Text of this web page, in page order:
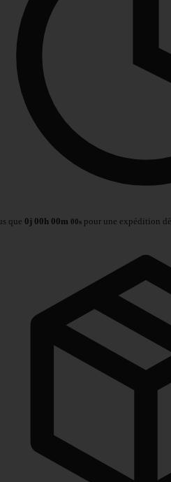
que 0j 00h 00m 00s pour une expédition